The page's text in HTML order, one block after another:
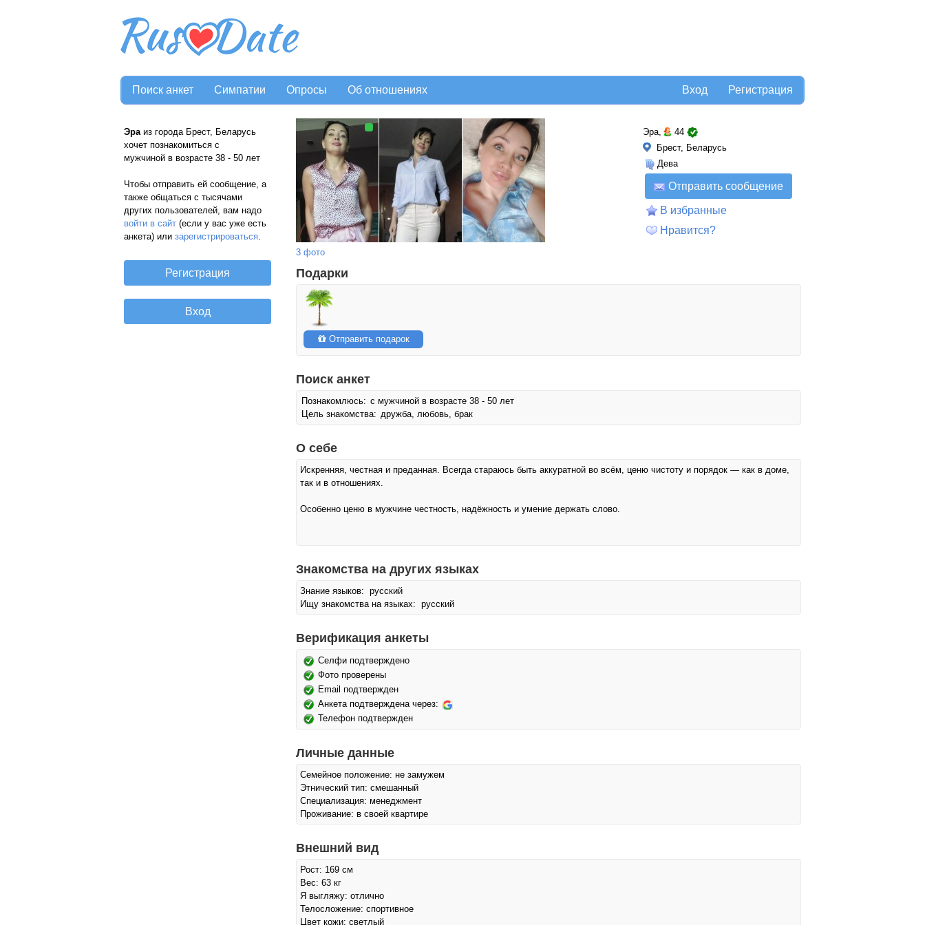
Поиск анкет Симпатии Опросы Об отношениях Регистрация
Вход
Эраиз города Брест, Беларусь
хочет познакомиться с
мужчиной в возрасте 38 - 50 лет
Чтобы отправить ей сообщение, а
также общаться с тысячами
других пользователей, вам надо
войти в сайт (если у вас уже есть
анкета) или зарегистрироваться.
3 фото
Эра,
44
Брест, Беларусь
Дева
Отправить сообщение
В избранные
Нравится?
Подарки
Отправить подарок
Поиск анкет
Познакомлюсь: с мужчиной в возрасте 38 - 50 лет
Цель знакомства: дружба, любовь, брак
О себе
Искренняя, честная и преданная. Всегда стараюсь быть аккуратной во всём, ценю чистоту и порядок — как в доме,
так и в отношениях.
Особенно ценю в мужчине честность, надёжность и умение держать слово.
Знакомства на других языках
Знание языков: русский
Ищу знакомства на языках: русский
Верификация анкеты
Селфи подтверждено
Фото проверены
Email подтвержден
Анкета подтверждена через:
Телефон подтвержден
Личные данные
Семейное положение: не замужем
Этнический тип: смешанный
Специализация: менеджмент
Проживание: в своей квартире
Внешний вид
Рост: 169 см
Вес: 63 кг
Я выгляжу: отлично
Телосложение: спортивное
Цвет кожи: светлый